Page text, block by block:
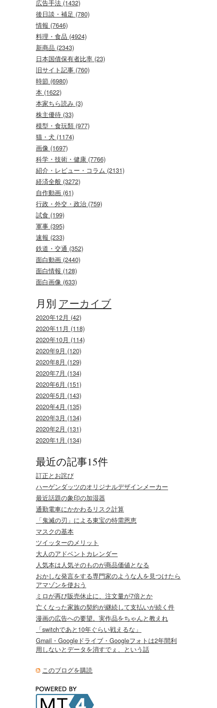
広告手法 (1432)
後日談・補足 (780)
情報 (7646)
料理・食品 (4924)
新商品 (2343)
日本国債保有者比率 (23)
旧サイト記事 (760)
時節 (6980)
本 (1622)
本家ちら読み (3)
株主優待 (33)
模型・食玩類 (977)
猫・犬 (1174)
画像 (1697)
科学・技術・健康 (7766)
紹介・レビュー・コラム (2131)
経済全般 (3272)
自作動画 (61)
行政・外交・政治 (759)
試食 (199)
軍事 (395)
速報 (233)
鉄道・交通 (352)
面白動画 (2440)
面白情報 (128)
面白画像 (633)
月別 アーカイブ
2020年12月 (42)
2020年11月 (118)
2020年10月 (114)
2020年9月 (120)
2020年8月 (129)
2020年7月 (134)
2020年6月 (151)
2020年5月 (143)
2020年4月 (135)
2020年3月 (134)
2020年2月 (131)
2020年1月 (134)
最近の記事15件
訂正とお詫び
ハーゲンダッツのオリジナルデザインメーカー
最近話題の象印の加湿器
通勤電車にかかわるリスク計算
「鬼滅の刃」による東宝の特需恩恵
マスクの基本
ツイッターのメリット
大人のアドベントカレンダー
人気本は人気そのものが商品価値となる
おかしな発言をする専門家のような人を見つけたら
アマゾンを使おう
ミロが再び販売休止に、注文量が7倍とか
亡くなった家族の契約が継続して支払いが続く件
漫画の広告への要望。実作品をちゃんと教えれ
「switchであと10年ぐらい戦えるな」
Gmail・Googleドライブ・Googleフォトは2年間利
用しないとデータを消すでぇ、という話
このブログを購読